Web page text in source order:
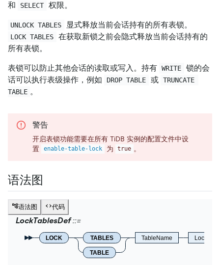
和 SELECT 权限。
UNLOCK TABLES 显式释放当前会话持有的所有表锁。
LOCK TABLES
在获取新锁之前会隐式释放当前会话持有的
所有表锁。
表锁可以防止其他会话的读取或写入。持有 WRITE
锁的会
话可以执行表级操作，例如
DROP TABLE 或 TRUNCATE
TABLE 。
警告
开启表锁功能需要在所有 TiDB 实例的配置文件中设
置
enable-table-lock 为 true 。
语法图
语法图 代码
LockTablesDef
LOCK TABLES
TABLE
TableName LockType